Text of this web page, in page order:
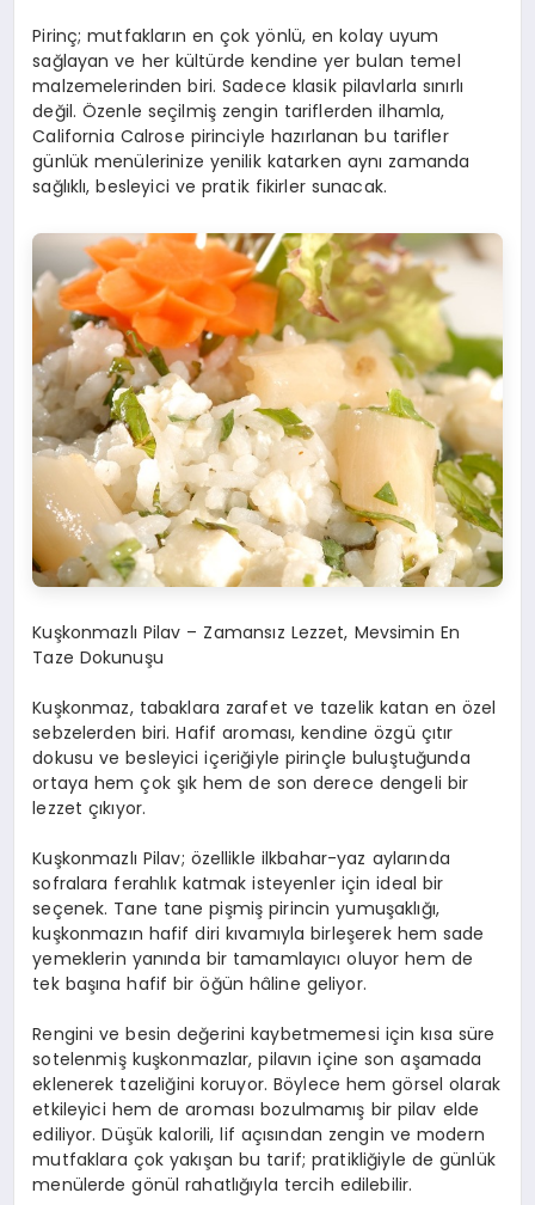
Pirinç; mutfakların en çok yönlü, en kolay uyum
sağlayan ve her kültürde kendine yer bulan temel
malzemelerinden biri. Sadece klasik pilavlarla sınırlı
değil. Özenle seçilmiş zengin tariflerden ilhamla,
California Calrose pirinciyle hazırlanan bu tarifler
günlük menülerinize yenilik katarken aynı zamanda
sağlıklı, besleyici ve pratik fikirler sunacak.
Kuşkonmazlı Pilav – Zamansız Lezzet, Mevsimin En
Taze Dokunuşu
Kuşkonmaz, tabaklara zarafet ve tazelik katan en özel
sebzelerden biri. Hafif aroması, kendine özgü çıtır
dokusu ve besleyici içeriğiyle pirinçle buluştuğunda
ortaya hem çok şık hem de son derece dengeli bir
lezzet çıkıyor.
Kuşkonmazlı Pilav; özellikle ilkbahar-yaz aylarında
sofralara ferahlık katmak isteyenler için ideal bir
seçenek. Tane tane pişmiş pirincin yumuşaklığı,
kuşkonmazın hafif diri kıvamıyla birleşerek hem sade
yemeklerin yanında bir tamamlayıcı oluyor hem de
tek başına hafif bir öğün hâline geliyor.
Rengini ve besin değerini kaybetmemesi için kısa süre
sotelenmiş kuşkonmazlar, pilavın içine son aşamada
eklenerek tazeliğini koruyor. Böylece hem görsel olarak
etkileyici hem de aroması bozulmamış bir pilav elde
ediliyor. Düşük kalorili, lif açısından zengin ve modern
mutfaklara çok yakışan bu tarif; pratikliğiyle de günlük
menülerde gönül rahatlığıyla tercih edilebilir.